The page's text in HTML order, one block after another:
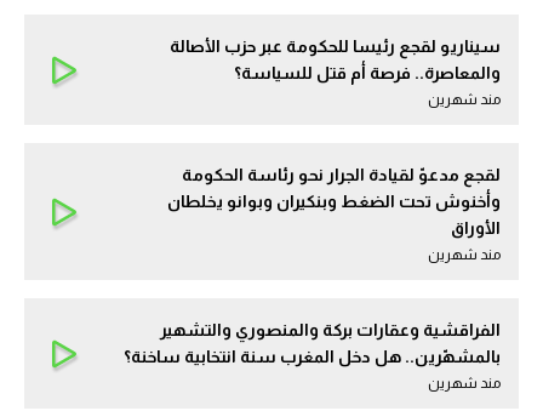
سيناريو لقجع رئيسا للحكومة عبر حزب الأصالة
والمعاصرة.. فرصة أم قتل للسياسة؟
مند شهرين
لقجع مدعوّ لقيادة الجرار نحو رئاسة الحكومة
وأخنوش تحت الضغط وبنكيران وبوانو يخلطان
الأوراق
مند شهرين
الفراقشية وعقارات بركة والمنصوري والتشهير
بالمشهّرين.. هل دخل المغرب سنة انتخابية ساخنة؟
مند شهرين